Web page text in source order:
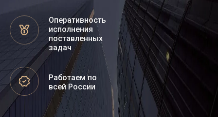
Оперативность
исполнения
поставленных
задач
Работаем по
всей России